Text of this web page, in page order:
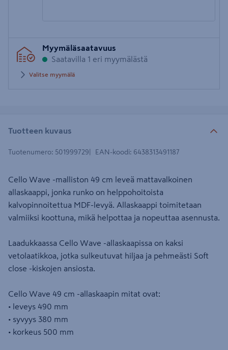
postinumero
Myymäläsaatavuus
Saatavilla 1 eri myymälästä
Valitse myymälä
Tuotteen kuvaus
Tuotenumero: 501999729 EAN-koodi: 6438313491187
Cello Wave -malliston 49 cm leveä mattavalkoinen
allaskaappi, jonka runko on helppohoitoista
kalvopinnoitettua MDF-levyä. Allaskaappi toimitetaan
valmiiksi koottuna, mikä helpottaa ja nopeuttaa asennusta.
Laadukkaassa Cello Wave -allaskaapissa on kaksi
vetolaatikkoa, jotka sulkeutuvat hiljaa ja pehmeästi Soft
close -kiskojen ansiosta.
Cello Wave 49 cm -allaskaapin mitat ovat:
• leveys 490 mm
• syvyys 380 mm
• korkeus 500 mm